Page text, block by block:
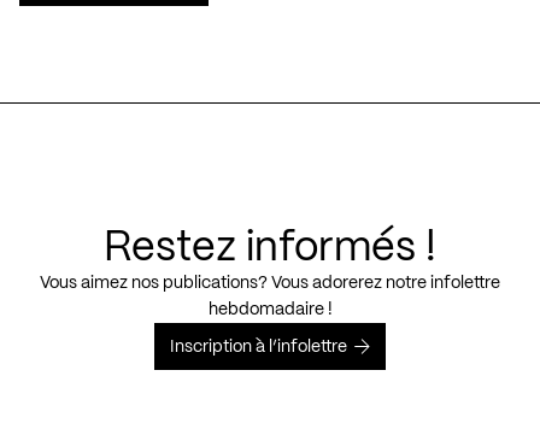
Restez informés !
Vous aimez nos publications? Vous adorerez notre infolettre
hebdomadaire !
Inscription à l’infolettre